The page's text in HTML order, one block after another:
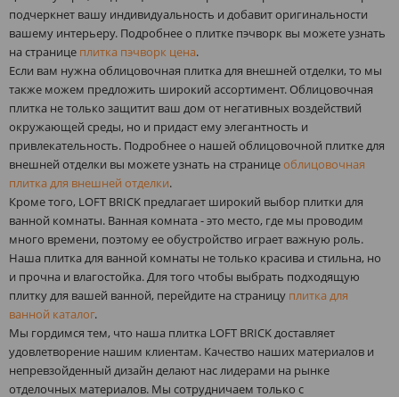
подчеркнет вашу индивидуальность и добавит оригинальности
вашему интерьеру. Подробнее о плитке пэчворк вы можете узнать
на странице плитка пэчворк цена.
Если вам нужна облицовочная плитка для внешней отделки, то мы
также можем предложить широкий ассортимент. Облицовочная
плитка не только защитит ваш дом от негативных воздействий
окружающей среды, но и придаст ему элегантность и
привлекательность. Подробнее о нашей облицовочной плитке для
внешней отделки вы можете узнать на страницеоблицовочная
плитка для внешней отделки.
Кроме того, LOFT BRICK предлагает широкий выбор плитки для
ванной комнаты. Ванная комната - это место, где мы проводим
много времени, поэтому ее обустройство играет важную роль.
Наша плитка для ванной комнаты не только красива и стильна, но
и прочна и влагостойка. Для того чтобы выбрать подходящую
плитку для вашей ванной, перейдите на страницу плитка для
ванной каталог.
Мы гордимся тем, что наша плитка LOFT BRICK доставляет
удовлетворение нашим клиентам. Качество наших материалов и
непревзойденный дизайн делают нас лидерами на рынке
отделочных материалов. Мы сотрудничаем только с